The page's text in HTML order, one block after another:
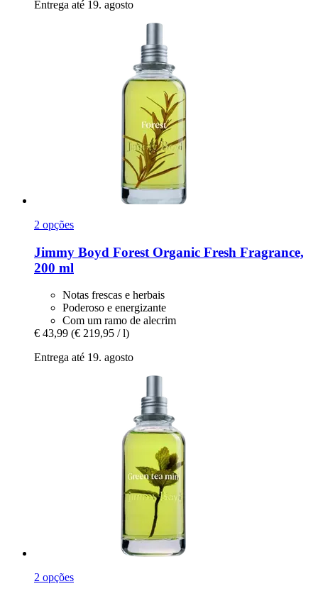
Entrega até 19. agosto
2 opções
Jimmy Boyd Forest Organic Fresh Fragrance,
200 ml
Notas frescas e herbais
Poderoso e energizante
Com um ramo de alecrim
€ 43,99 (€ 219,95 / l)
Entrega até 19. agosto
2 opções